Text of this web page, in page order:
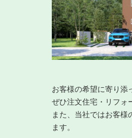
お客様の希望に寄り添
ぜひ注文住宅・リフォ
また、当社ではお客
ます。